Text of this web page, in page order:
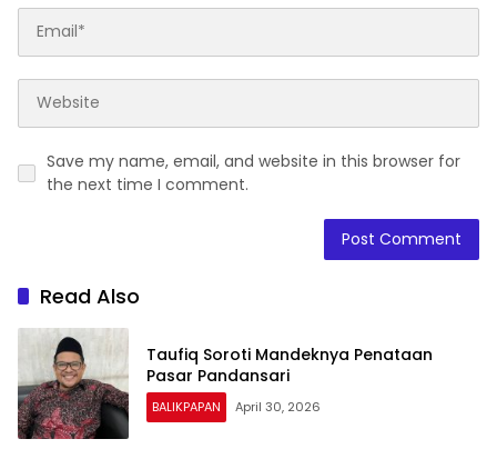
Save my name, email, and website in this browser for
the next time I comment.
Read Also
Taufiq Soroti Mandeknya Penataan
Pasar Pandansari
BALIKPAPAN April 30, 2026